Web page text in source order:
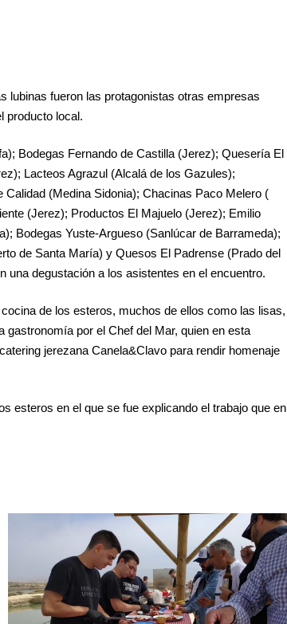
lubinas fueron las protagonistas otras empresas
producto local.
Bodegas Fernando de Castilla (Jerez); Quesería El
Lacteos Agrazul (Alcalá de los Gazules);
(Medina Sidonia); Chacinas Paco Melero (
(Jerez); Productos El Majuelo (Jerez); Emilio
Bodegas Yuste-Argueso (Sanlúcar de Barrameda);
de Santa María) y Quesos El Padrense (Prado del
una degustación a los asistentes en el encuentro.
de los esteros, muchos de ellos como las lisas,
por el Chef del Mar, quien en esta
jerezana Canela&Clavo para rendir homenaje
esteros en el que se fue explicando el trabajo que en